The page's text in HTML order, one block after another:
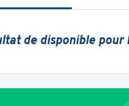
de disponible pour